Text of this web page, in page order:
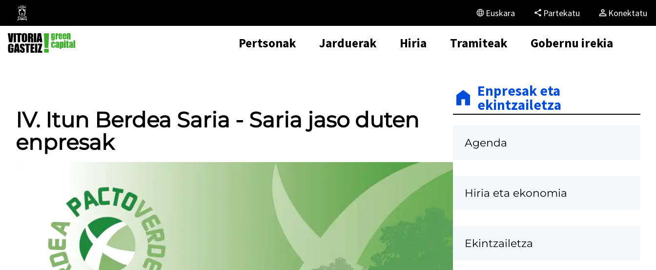
Vitoria-
Gasteizko
Udala
Euskara Partekatu Konektatu
Pertsonak Jarduerak Hiria Tramiteak Gobernu irekia
IV. Itun Berdea Saria - Saria jaso duten
enpresak
Enpresak eta
ekintzailetza
Agenda
Hiria eta ekonomia
Ekintzailetza